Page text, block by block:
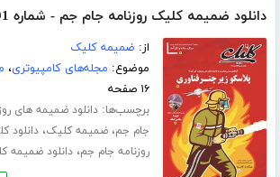
دانلود ضمیمه کلیک روزنامه جام جم - شماره 601
از: ضمیمه کلیک
موضوع: مجله‌های کامپیوتری،
۱۶ صفحه
برچسب‌ها:دانلود ضمیمه های
جام جم،ضمیمه کلیک،دانلود
روزنامه جام جم،دانلود ضمیمه